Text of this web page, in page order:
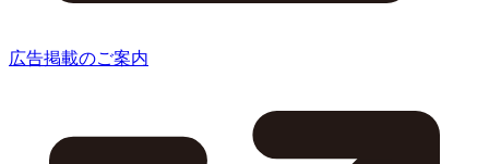
広告掲載のご案内